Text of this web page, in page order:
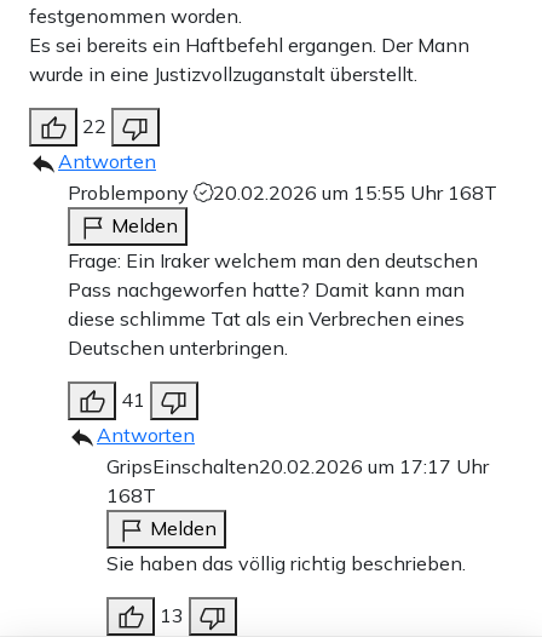
festgenommen worden.
Es sei bereits ein Haftbefehl ergangen. Der Mann
wurde in eine Justizvollzuganstalt überstellt.
22
Antworten
Problempony
20.02.2026 um 15:55 Uhr 168T
Melden
Frage: Ein Iraker welchem man den deutschen
Pass nachgeworfen hatte? Damit kann man
diese schlimme Tat als ein Verbrechen eines
Deutschen unterbringen.
41
Antworten
GripsEinschalten20.02.2026 um 17:17 Uhr
168T
Melden
Sie haben das völlig richtig beschrieben.
13